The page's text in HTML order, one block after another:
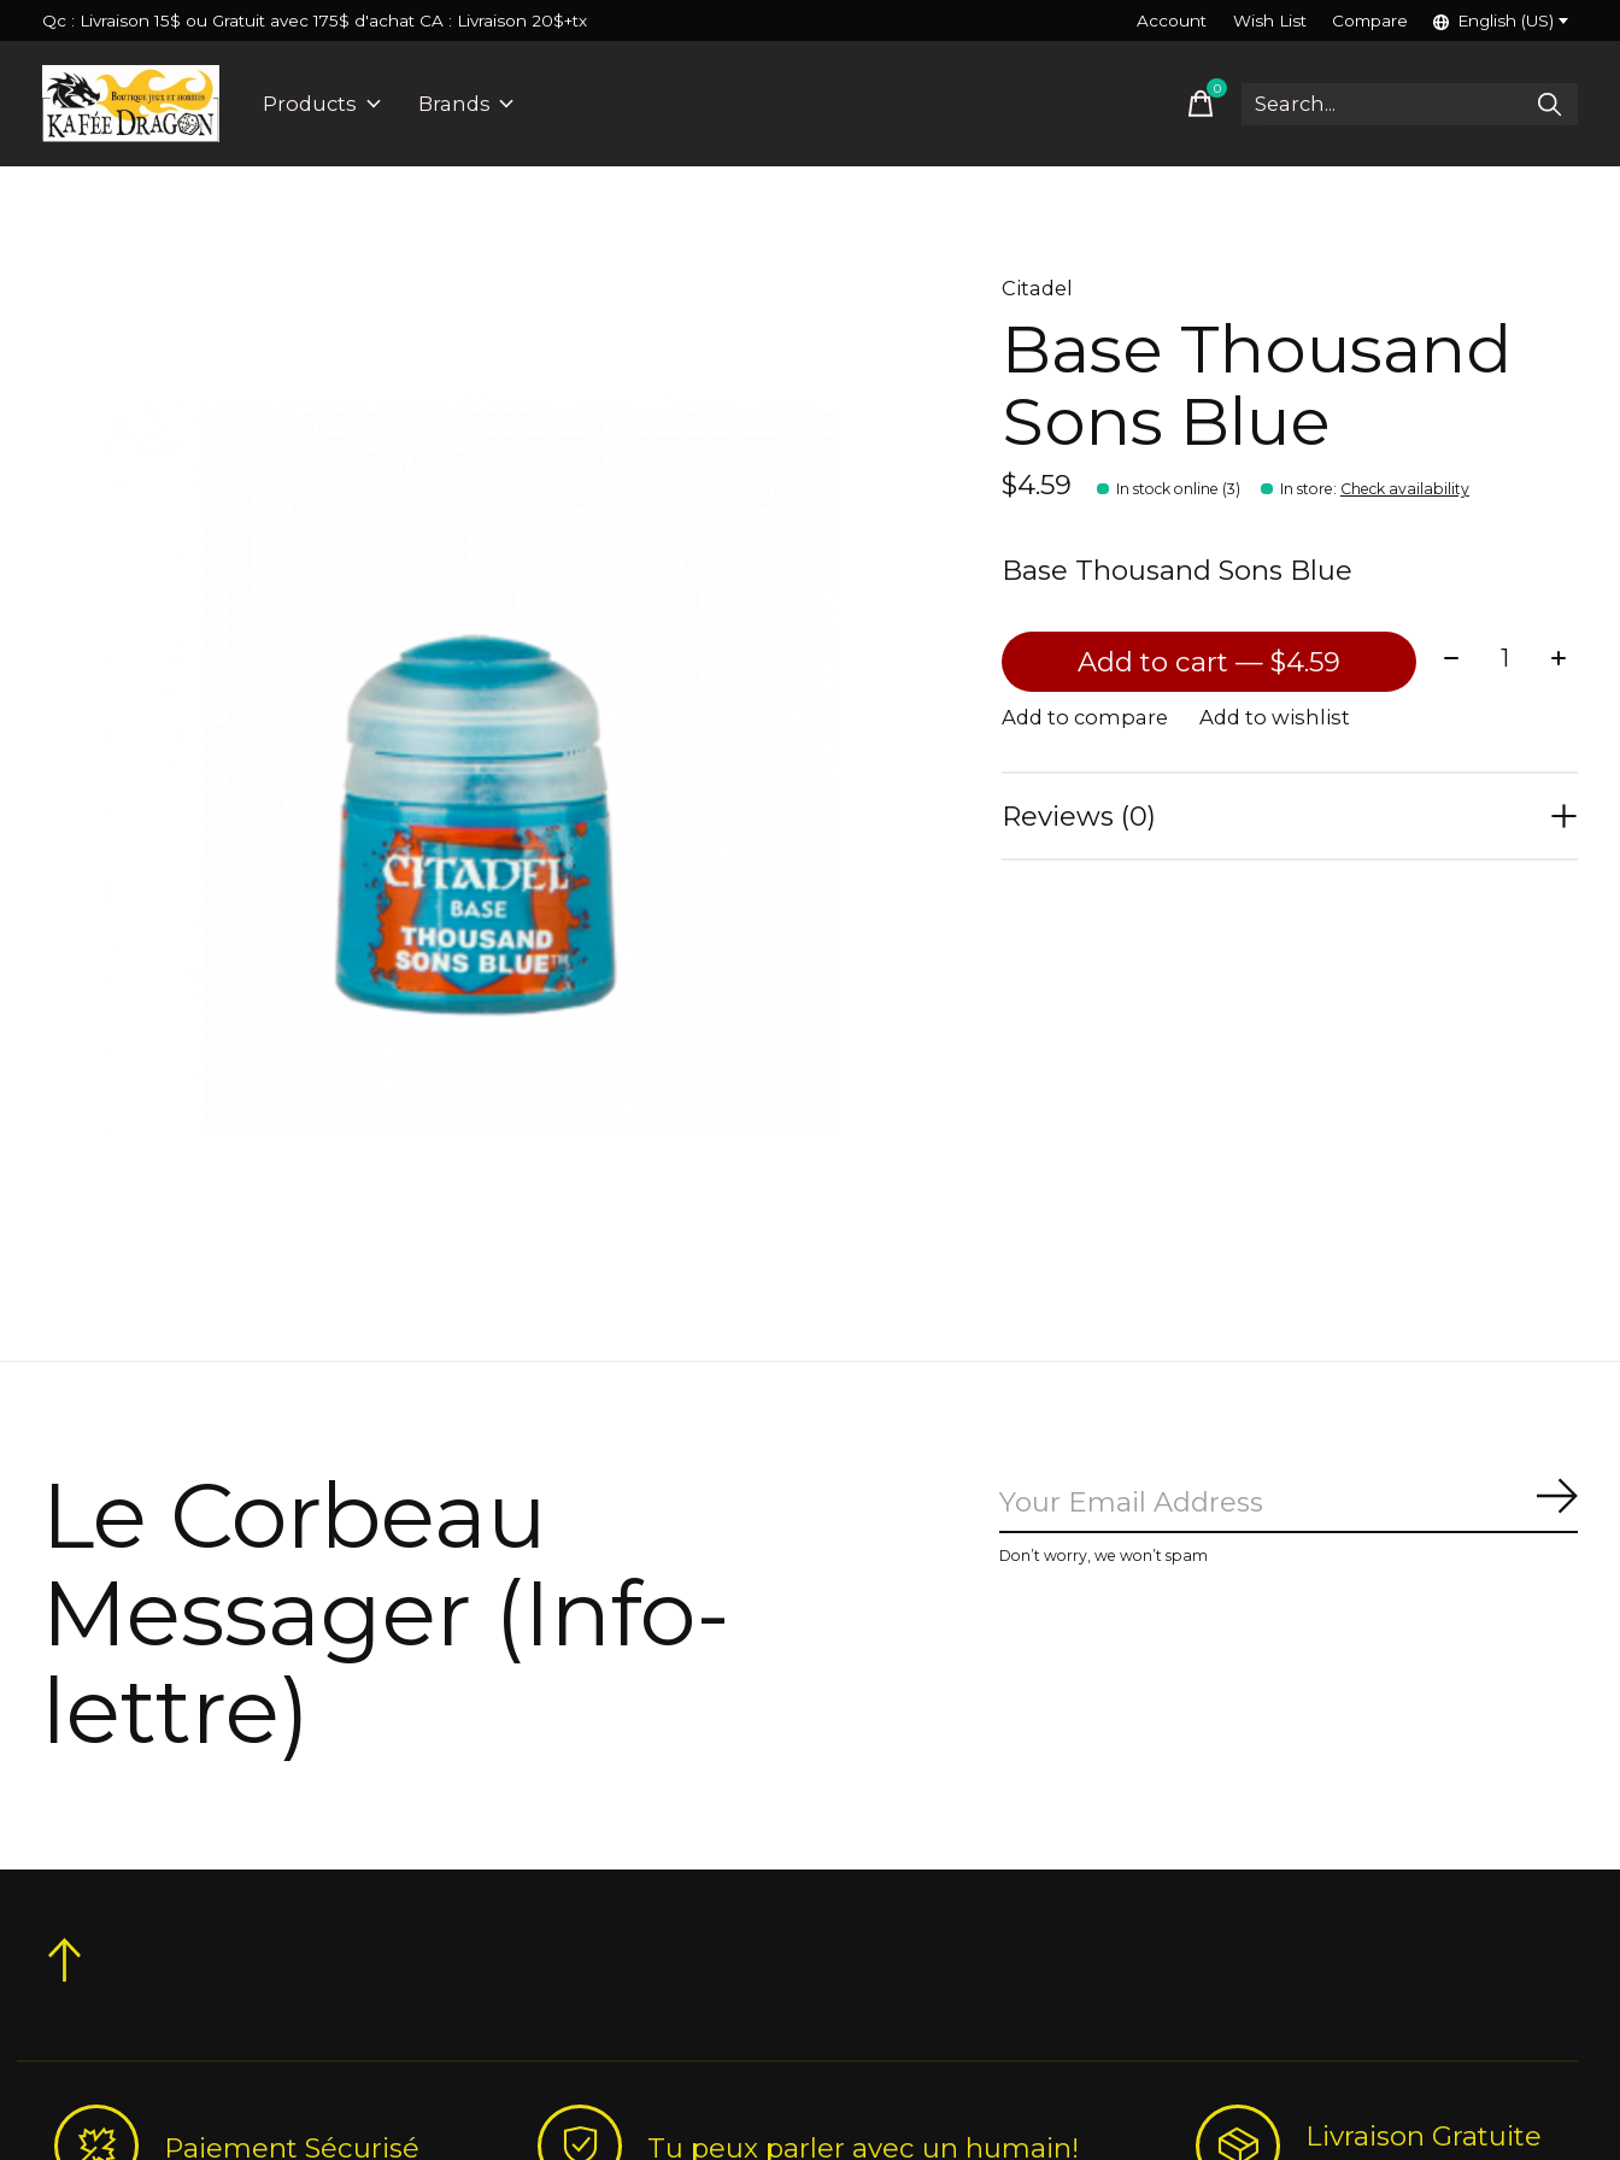
Qc : Livraison 15$ ou Gratuit avec 175$ d'achat CA : Livraison 20$+tx Account Wish List Compare English (US)
Products Brands
0items
Citadel
Base Thousand
Sons Blue
$4.59 In stock online (3) In store: Check availability
Base Thousand Sons Blue
Add to cart — $4.59 Quantity:
Add to compare Add to wishlist
Reviews (0)
Le Corbeau
Messager (Info-
lettre)
Don’t worry, we won’t spam
Paiement Sécurisé Tu peux parler avec un humain! Livraison Gratuite